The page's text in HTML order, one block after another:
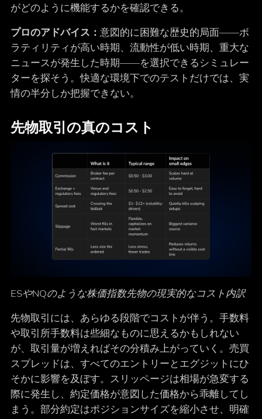
がどのように機能するかを確認できる。
プロのアドバイス： 意図的に困難な歴史的局面――ボ
ラティリティが高い時期、流動性が低い時期、重大な
ニュースが発生した時期――を選択できるシミュレー
ターを探そう。快適な環境下でのテストだけでは、実
情の半分しか把握できない。
先物取引の真のコスト
ESやNQのような株価指数先物の現実的なコスト内訳
先物取引には、あらゆる段階でコストが伴う。手数料
や取引所手数料は些細なものに思えるかもしれない
が、取引量が増えればその分積み上がっていく。売買
スプレッドは、すべてのエントリーとエグジットにひ
そかに影響を及ぼす。スリッページは相場が急変する
際に発生し、約定価格が意図した価格から乖離してし
まう。部分約定はポジションサイズを縮小させ、明確